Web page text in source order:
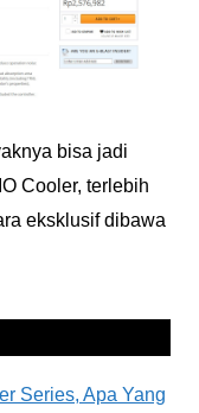
bisa jadi
Cooler, terlebih
eksklusif dibawa
Series, Apa Yang